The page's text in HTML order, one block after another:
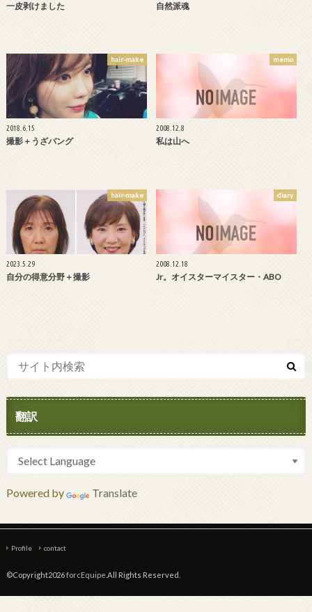
一皮剥けました 自然派魂
hair-make
2018.6.15
撮影＋うざバング
memo
2008.12.8
私は山へ
hair-make
2023.5.29
自分の得意分野＋撮影
diary
2008.12.18
Jr。オイスターマイスター・ABO
翻訳
Powered by Translate
Profile contact
©Copyright2026forcEquipe .All Rights Reserved.